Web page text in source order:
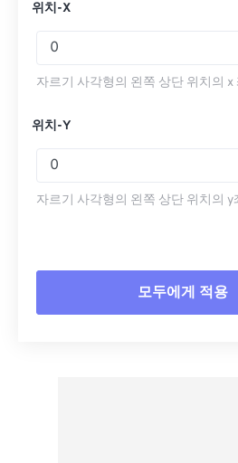
위치-X
자르기 사각형의 왼쪽 상단 위치의
위치-Y
자르기 사각형의 왼쪽 상단 위치의
모두에게 적용